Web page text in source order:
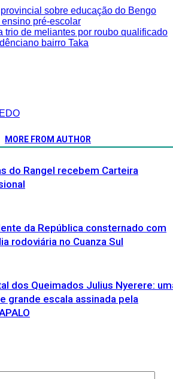
sobre educação do Bengo
pré-escolar
trio de meliantes por roubo qualificado
bairro Taka
MORE FROM AUTHOR
do Rangel recebem Carteira
da República consternado com
rodoviária no Cuanza Sul
dos Queimados Julius Nyerere:
grande escala assinada pela